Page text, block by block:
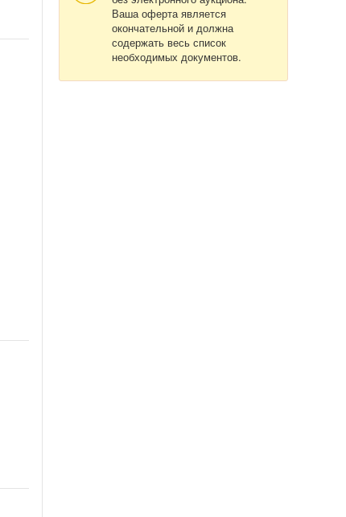
Ваша оферта является
окончательной и должна
содержать весь список
необходимых документов.